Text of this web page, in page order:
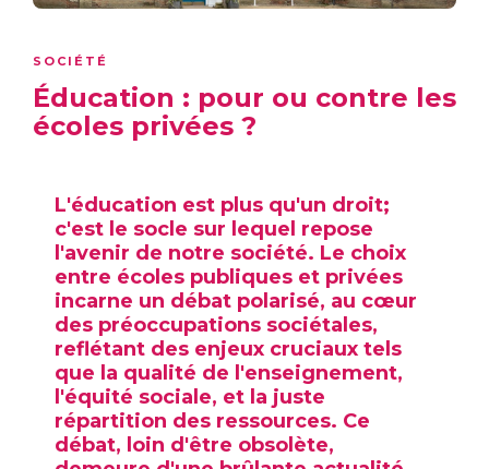
SOCIÉTÉ
Éducation : pour ou contre les
écoles privées ?
L'éducation est plus qu'un droit;
c'est le socle sur lequel repose
l'avenir de notre société. Le choix
entre écoles publiques et privées
incarne un débat polarisé, au cœur
des préoccupations sociétales,
reflétant des enjeux cruciaux tels
que la qualité de l'enseignement,
l'équité sociale, et la juste
répartition des ressources. Ce
débat, loin d'être obsolète,